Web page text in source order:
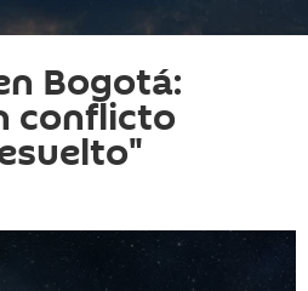
Bogotá:
conflicto